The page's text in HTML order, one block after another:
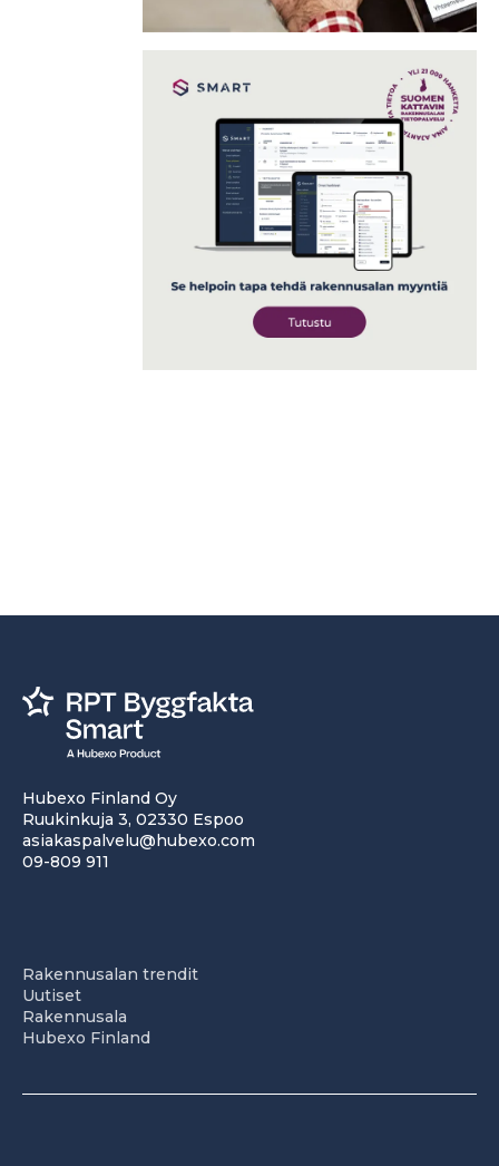
Hubexo Finland Oy
Ruukinkuja 3, 02330 Espoo
asiakaspalvelu@hubexo.com
09-809 911
Rakennusalan trendit
Uutiset
Rakennusala
Hubexo Finland